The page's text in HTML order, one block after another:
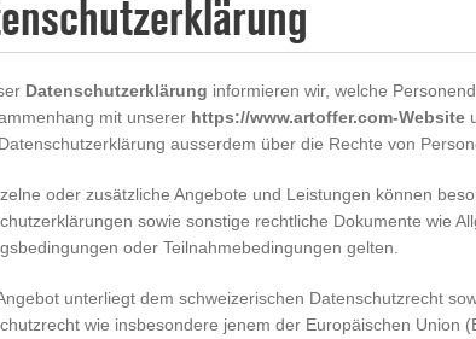
Datenschutzerklärung informieren wir, welche
mit unserer https://www.artoffer.com-Website
ausserdem über die Rechte von
oder zusätzliche Angebote und Leistungen können
sowie sonstige rechtliche Dokumente wie
oder Teilnahmebedingungen gelten.
unterliegt dem schweizerischen Datenschutzrecht
wie insbesondere jenem der Europäischen Union